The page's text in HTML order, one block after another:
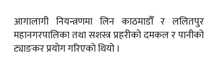
आगालागी नियन्त्रणमा लिन काठमाडौँ र ललितपुर
महानगरपालिका तथा सशस्त्र प्रहरीको दमकल र पानीको
ट्याङकर प्रयोग गरिएको थियो ।